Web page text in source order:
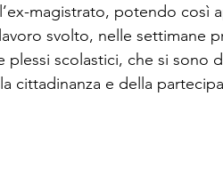
magistrato, potendo così
svolto, nelle settimane
plessi scolastici, che si sono
cittadinanza e della